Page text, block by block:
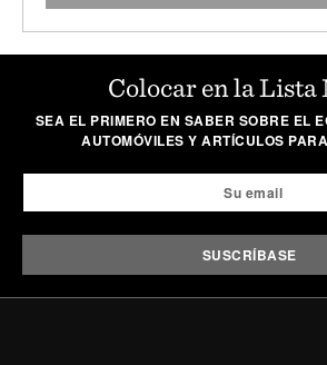
Colocar en la Lista
SEA EL PRIMERO EN SABER SOBRE EL
AUTOMÓVILES Y ARTÍCULOS